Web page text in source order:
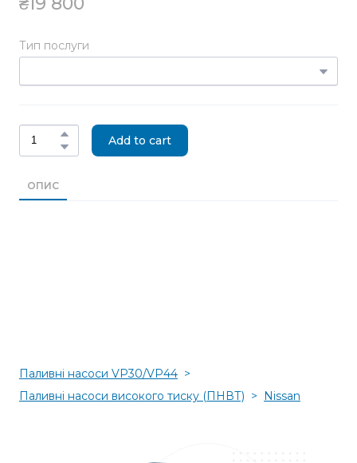
Тип послуги
Add to cart
ОПИС
Паливні насоси VP30/VP44
Паливні насоси високого тиску (ПНВТ)
Nissan